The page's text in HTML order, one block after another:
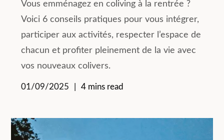
Vous emménagez en coliving à la rentrée ?
Voici 6 conseils pratiques pour vous intégrer,
participer aux activités, respecter l’espace de
chacun et profiter pleinement de la vie avec
vos nouveaux colivers.
01/09/2025 4 mins read